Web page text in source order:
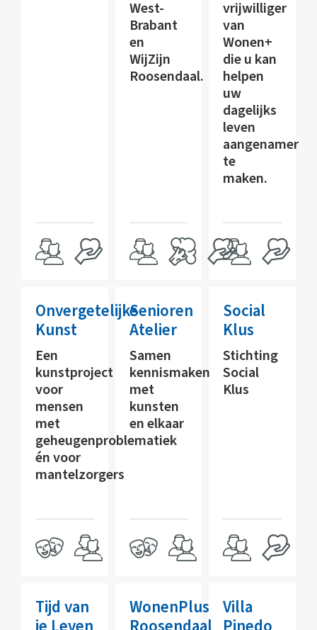
West-
Brabant
en
WijZijn
Roosendaal.
vrijwilliger
van
Wonen+
die u kan
helpen
uw
dagelijks
leven
aangenamer
te
maken.
Onvergetelijke
Kunst
Een
kunstproject
voor
mensen
met
geheugenproblematiek
én voor
mantelzorgers
Senioren
Atelier
Samen
kennismaken
met
kunsten
en elkaar
Social
Klus
Stichting
Social
Klus
Tijd van
WonenPlus
Villa